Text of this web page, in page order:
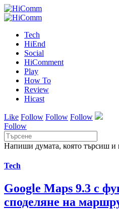
Tech
HiEnd
Social
HiComment
Play
How To
Review
Hicast
Like Follow Follow Follow
Follow
Напиши думата, която търсиш и
Tech
Google Maps 9.3 с
споделяне на